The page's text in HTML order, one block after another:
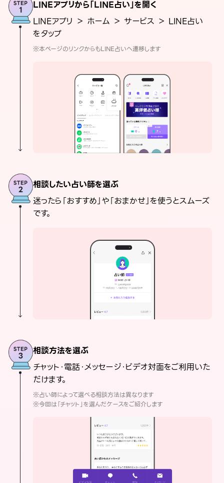
LINEアプリから「LINE占い」を開く
LINEアプリ ＞ ホーム ＞ サービス ＞ LINE占い
をタップ
※本ページのリンクからもLINE占いへ遷移します
相談したい占い師を選ぶ
迷ったら「おすすめ」や「おまかせ」を使うとスムーズ
です。
相談方法を選ぶ
チャット・電話・メッセージ・ビデオ対面をご利用いた
だけます。
※占い師によって選べる相談方法は異なります
※今回は「チャット」を選んだケースをご紹介します